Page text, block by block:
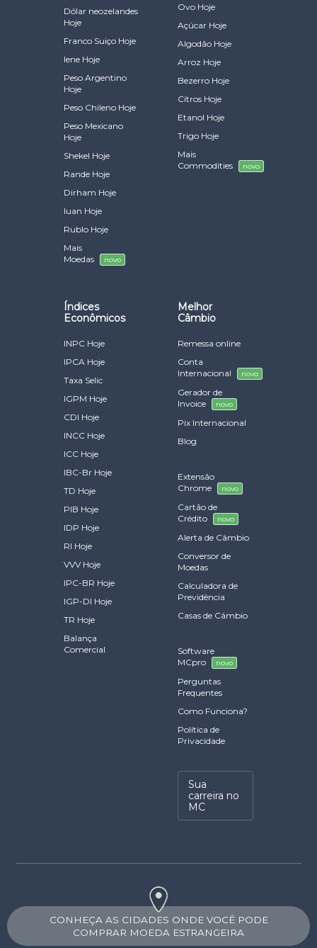
Dólar neozelandes
Hoje
Franco Suiço Hoje
Iene Hoje
Peso Argentino
Hoje
Peso Chileno Hoje
Peso Mexicano
Hoje
Shekel Hoje
Rande Hoje
Dirham Hoje
Iuan Hoje
Rublo Hoje
Mais
Moedas
novo
Ovo Hoje
Açúcar Hoje
Algodão Hoje
Arroz Hoje
Bezerro Hoje
Citros Hoje
Etanol Hoje
Trigo Hoje
Mais
Commodities
novo
Índices
Econômicos
INPC Hoje
IPCA Hoje
Taxa Selic
IGPM Hoje
CDI Hoje
INCC Hoje
ICC Hoje
IBC-Br Hoje
TD Hoje
PIB Hoje
IDP Hoje
RI Hoje
VVV Hoje
IPC-BR Hoje
IGP-DI Hoje
TR Hoje
Balança
Comercial
Melhor
Câmbio
Remessa online
Conta
Internacional
novo
Gerador de
Invoice
novo
Pix Internacional
Blog
Extensão
Chrome
novo
Cartão de
Crédito
novo
Alerta de Câmbio
Conversor de
Moedas
Calculadora de
Previdência
Casas de Câmbio
Software
MCpro
novo
Perguntas
Frequentes
Como Funciona?
Política de
Privacidade
Sua
carreira no
MC
CONHEÇA AS CIDADES ONDE VOCÊ PODE
COMPRAR MOEDA ESTRANGEIRA